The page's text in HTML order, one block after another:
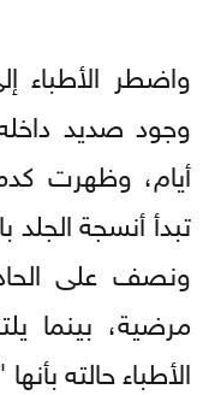
واضطر الأطباء
وجود صديد
أيام، وظهرت
تبدأ أنسجة الجلد
ونصف على
مرضية، بينما
الأطباء حالته